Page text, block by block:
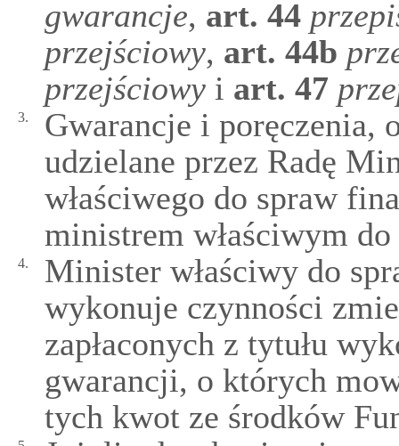
gwarancje, art. 44
przejściowy, art. 44b
przejściowy i art. 47
3.
Gwarancje i poręczenia,
udzielane przez Radę
właściwego do spraw
ministrem właściwym
4.
Minister właściwy do
wykonuje czynności
zapłaconych z tytułu
gwarancji, o których
tych kwot ze środków